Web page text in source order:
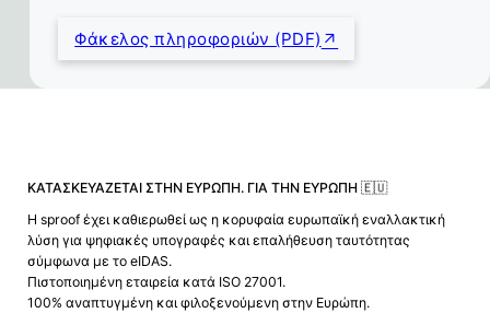
Φάκελος πληροφοριών (PDF)
ΚΑΤΑΣΚΕΥΆΖΕΤΑΙ ΣΤΗΝ ΕΥΡΏΠΗ. ΓΙΑ ΤΗΝ ΕΥΡΏΠΗ 🇪🇺
Η sproof έχει καθιερωθεί ως η κορυφαία ευρωπαϊκή εναλλακτική
λύση για ψηφιακές υπογραφές και επαλήθευση ταυτότητας
σύμφωνα με το eIDAS.
Πιστοποιημένη εταιρεία κατά ISO 27001.
100% αναπτυγμένη και φιλοξενούμενη στην Ευρώπη.